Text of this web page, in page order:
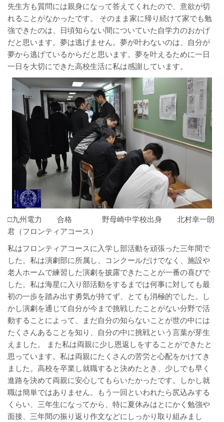
先生方も質問には親身になって答えてくれたので、意欲が切
れることがなかったです。 そのまま家に帰り続けて家でも勉
強できたのは、日頃知らない間についていた自学力のおかげ
だと思います。夢は逃げません。夢が叶わないのは、自分が
夢から逃げているからだと思います。夢を叶えるために一日
一日を大切にできた高校生活に私は感謝しています。
□九州電力 合格 野母崎中学校出身 北村幸一朗
君（フロンティアコース）
私はフロンティアコースに入学し部活動を頑張った三年間で
した。私は演劇部に所属し、コンクールだけでなく、施設や
老人ホームで練習した演劇を披露できたことが一番の喜びで
した。私は海星に入り部活動をするまでは何事に対しても最
初の一歩を踏み出す勇気が持てず、とても消極的でした。し
かし演劇を通じて自分が今まで挑戦したことがない分野で活
動することによって、まだ自分の知らないことが世の中には
たくさんあることを知り、自分の中に挑戦という言葉が芽生
えました。 また私は両親に少し恩返しをすることができたと
思っています。私は両親にたくさんの苦労と心配をかけてき
ました。高校を卒業し就職すると決めたとき、少しでも早く
進路を決めて両親に安心してもらいたかったです。しかし就
職は簡単ではありません。もう一回といわれたら尻込みする
くらい、三年生になってから、特に夏休みはとにかく勉強や
面接、三年間の振り返り作文などにしっかり取り組みまし